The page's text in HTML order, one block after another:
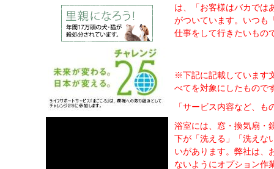
は、「お客様はバカでは
がついています。いつも
仕事をして行きたいもの
※下記に記載しています
べてを対象にしたもので
「サービス内容など、
浴室には、窓・換気扇・
下が「洗える」「洗えな
いがあります。 弊社は、
ないようにオプション作